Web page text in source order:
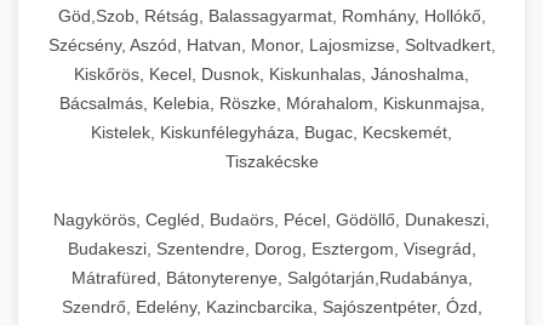
Göd,Szob, Rétság, Balassagyarmat, Romhány, Hollókő,
Szécsény, Aszód, Hatvan, Monor, Lajosmizse, Soltvadkert,
Kiskőrös, Kecel, Dusnok, Kiskunhalas, Jánoshalma,
Bácsalmás, Kelebia, Röszke, Mórahalom, Kiskunmajsa,
Kistelek, Kiskunfélegyháza, Bugac, Kecskemét,
Tiszakécske
Nagykörös, Cegléd, Budaörs, Pécel, Gödöllő, Dunakeszi,
Budakeszi, Szentendre, Dorog, Esztergom, Visegrád,
Mátrafüred, Bátonyterenye, Salgótarján,Rudabánya,
Szendrő, Edelény, Kazincbarcika, Sajószentpéter, Ózd,